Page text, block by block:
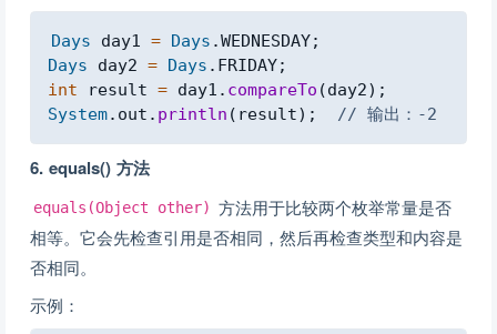
Days day1 = Days .WEDNESDAY;
Days day2 = Days . FRIDAY;
int result = day1 . compareTo (day2) ;
System. out . println ( result) ; // 输出：-2
6. equals() 方法
equals(Object other) 方法用于比较两个枚举常量是否
相等。它会先检查引用是否相同，然后再检查类型和内容是
否相同。
示例：